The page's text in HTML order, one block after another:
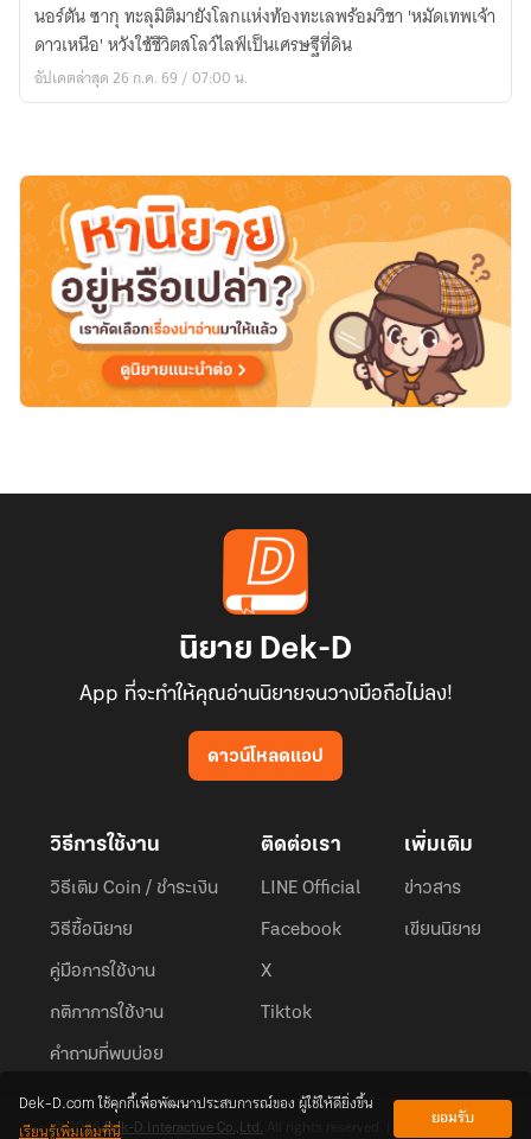
สู้
ดวง
ซวย
เลอี
สท์บลู
[นิยาย
แปล]
นอร์ตัน ซากุ ทะลุมิติมายังโลกแห่งท้องทะเลพร้อมวิชา 'หมัดเทพเจ้า
ดาวเหนือ' หวังใช้ชีวิตสโลว์ไลฟ์เป็นเศรษฐีที่ดิน
อัปเดตล่าสุด 26 ก.ค. 69 / 07:00 น.
นิยาย Dek-D
App ที่จะทำให้คุณอ่านนิยายจนวางมือถือไม่ลง!
ดาวน์โหลดแอป
วิธีการใช้งาน
วิธีเติม Coin / ชำระเงิน
วิธีซื้อนิยาย
คู่มือการใช้งาน
กติกาการใช้งาน
คำถามที่พบบ่อย
ติดต่อเรา
LINE Official
Facebook
X
Tiktok
เพิ่มเติม
ข่าวสาร
เขียนนิยาย
© 2026Dek-D Interactive Co.,Ltd.
Dek-D.com ใช้คุกกี้เพื่อพัฒนาประสบการณ์ของ ผู้ใช้ให้ดียิ่งขึ้น
เรียนรู้เพิ่มเติมที่นี่
ยอมรับ